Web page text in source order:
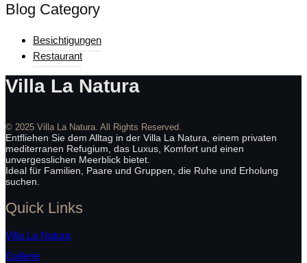
Blog Category
Besichtigungen
Restaurant
Villa La Natura
© 2025 Villa La Natura. All Rights Reserved.
Entfliehen Sie dem Alltag in der Villa La Natura, einem privaten
mediterranen Refugium, das Luxus, Komfort und einen
unvergesslichen Meerblick bietet.
Ideal für Familien, Paare und Gruppen, die Ruhe und Erholung
suchen.
Quick Links
Villa La Natura
Gallerie